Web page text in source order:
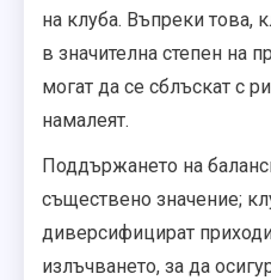
на клуба. Въпреки това,
в значителна степен на
могат да се сблъскат с
намалеят.
Поддържането на
съществено значение;
диверсифицират
излъчването, за да